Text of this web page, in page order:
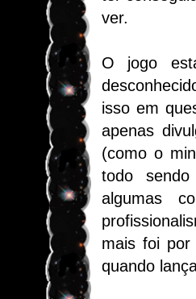
ver.
O jogo
isso em
apenas
(como o
todo
algumas
mais foi
quando